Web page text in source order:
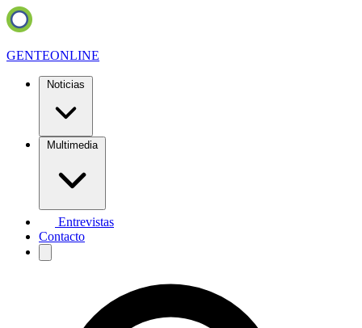
GENTEONLINE
Noticias
Multimedia
Entrevistas
Contacto